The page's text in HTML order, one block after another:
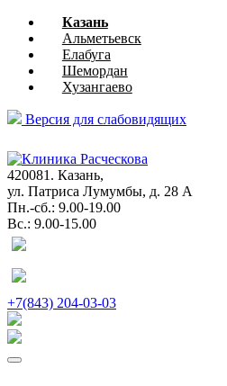
Казань
Альметьевск
Елабуга
Шемордан
Хузангаево
Версия для слабовидящих
420081. Казань,
ул. Патриса Лумумбы, д. 28 А
Пн.-сб.: 9.00-19.00
Вс.: 9.00-15.00
+7(843) 204-03-03